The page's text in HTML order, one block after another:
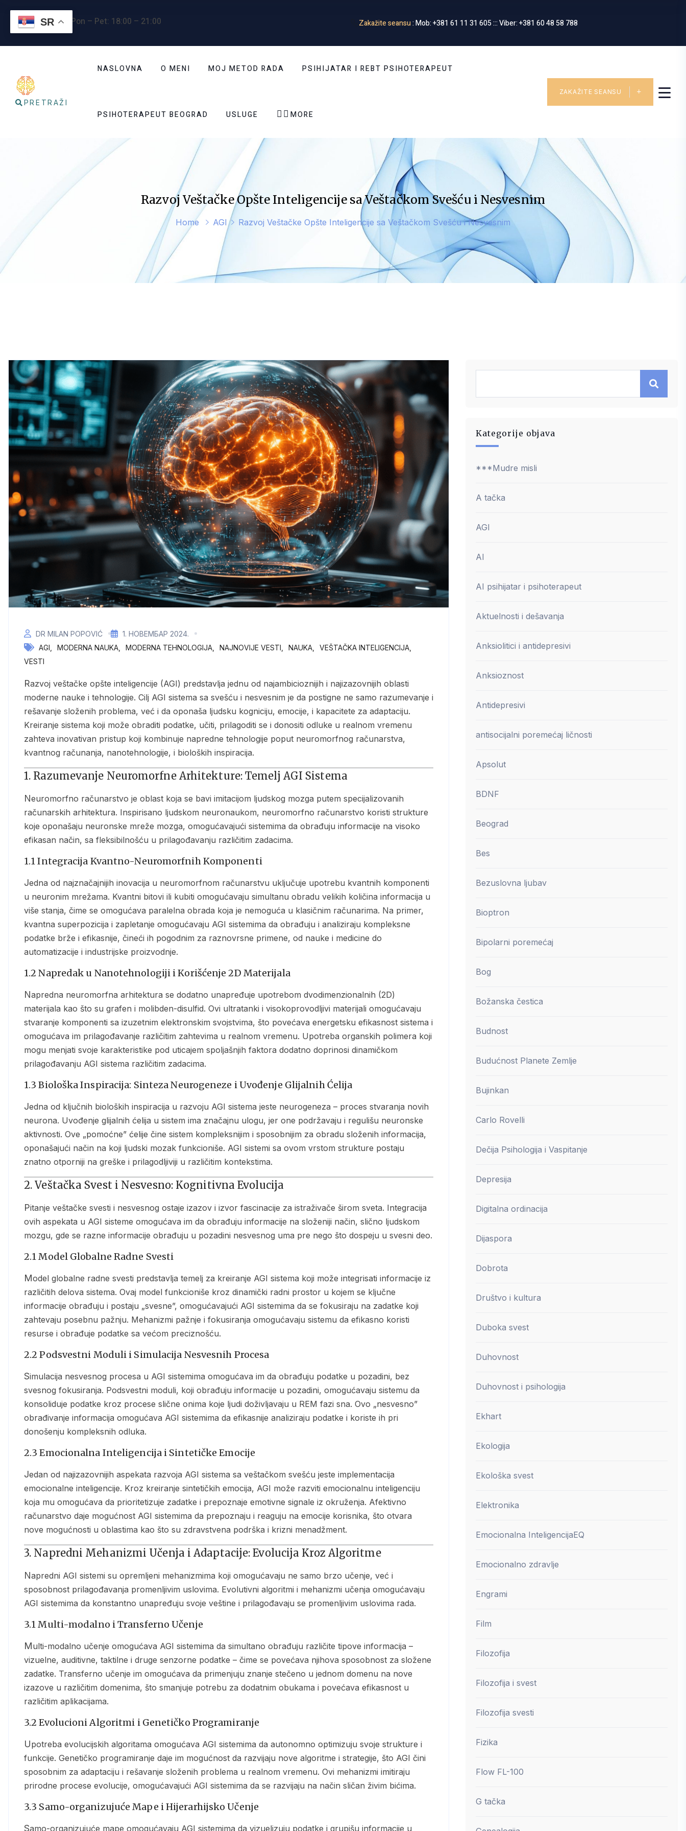
Radno vreme : Pon – Pet: 18:00 – 21:00 Zakažite seansu: Mob: +381 61 11 31 605 ::: Viber: +381 60 48 58 788
PRETRAŽI
NASLOVNA O MENI MOJ METOD RADA PSIHIJATAR I REBT PSIHOTERAPEUT
PSIHOTERAPEUT BEOGRAD USLUGE   MORE
ZAKAŽITE SEANSU
Razvoj Veštačke Opšte Inteligencije sa Veštačkom Svešću i Nesvesnim
Home AGI Razvoj Veštačke Opšte Inteligencije sa Veštačkom Svešću i Nesvesnim
DR MILAN POPOVIĆ
1. НОВЕМБАР 2024.
AGI
MODERNA NAUKA MODERNA TEHNOLOGIJA NAJNOVIJE VESTI NAUKA
VEŠTAČKA INTELIGENCIJA
VESTI
Razvoj veštačke opšte inteligencije (AGI) predstavlja jednu od najambicioznijih i najizazovnijih oblasti
moderne nauke i tehnologije. Cilj AGI sistema sa svešću i nesvesnim je da postigne ne samo razumevanje i
rešavanje složenih problema, već i da oponaša ljudsku kogniciju, emocije, i kapacitete za adaptaciju.
Kreiranje sistema koji može obraditi podatke, učiti, prilagoditi se i donositi odluke u realnom vremenu
zahteva inovativan pristup koji kombinuje napredne tehnologije poput neuromorfnog računarstva,
kvantnog računanja, nanotehnologije, i bioloških inspiracija.
1. Razumevanje Neuromorfne Arhitekture: Temelj AGI Sistema
Neuromorfno računarstvo je oblast koja se bavi imitacijom ljudskog mozga putem specijalizovanih
računarskih arhitektura. Inspirisano ljudskom neuronaukom, neuromorfno računarstvo koristi strukture
koje oponašaju neuronske mreže mozga, omogućavajući sistemima da obrađuju informacije na visoko
efikasan način, sa fleksibilnošću u prilagođavanju različitim zadacima.
1.1 Integracija Kvantno-Neuromorfnih Komponenti
Jedna od najznačajnijih inovacija u neuromorfnom računarstvu uključuje upotrebu kvantnih komponenti
u neuronim mrežama. Kvantni bitovi ili kubiti omogućavaju simultanu obradu velikih količina informacija u
više stanja, čime se omogućava paralelna obrada koja je nemoguća u klasičnim računarima. Na primer,
kvantna superpozicija i zapletanje omogućavaju AGI sistemima da obrađuju i analiziraju kompleksne
podatke brže i efikasnije, čineći ih pogodnim za raznovrsne primene, od nauke i medicine do
automatizacije i industrijske proizvodnje.
1.2 Napredak u Nanotehnologiji i Korišćenje 2D Materijala
Napredna neuromorfna arhitektura se dodatno unapređuje upotrebom dvodimenzionalnih (2D)
materijala kao što su grafen i molibden-disulfid. Ovi ultratanki i visokoprovodljivi materijali omogućavaju
stvaranje komponenti sa izuzetnim elektronskim svojstvima, što povećava energetsku efikasnost sistema i
omogućava im prilagođavanje različitim zahtevima u realnom vremenu. Upotreba organskih polimera koji
mogu menjati svoje karakteristike pod uticajem spoljašnjih faktora dodatno doprinosi dinamičkom
prilagođavanju AGI sistema različitim zadacima.
1.3 Biološka Inspiracija: Sinteza Neurogeneze i Uvođenje Glijalnih Ćelija
Jedna od ključnih bioloških inspiracija u razvoju AGI sistema jeste neurogeneza – proces stvaranja novih
neurona. Uvođenje glijalnih ćelija u sistem ima značajnu ulogu, jer one podržavaju i regulišu neuronske
aktivnosti. Ove „pomoćne” ćelije čine sistem kompleksnijim i sposobnijim za obradu složenih informacija,
oponašajući način na koji ljudski mozak funkcioniše. AGI sistemi sa ovom vrstom strukture postaju
znatno otporniji na greške i prilagodljiviji u različitim kontekstima.
2. Veštačka Svest i Nesvesno: Kognitivna Evolucija
Pitanje veštačke svesti i nesvesnog ostaje izazov i izvor fascinacije za istraživače širom sveta. Integracija
ovih aspekata u AGI sisteme omogućava im da obrađuju informacije na složeniji način, slično ljudskom
mozgu, gde se razne informacije obrađuju u pozadini nesvesnog uma pre nego što dospeju u svesni deo.
2.1 Model Globalne Radne Svesti
Model globalne radne svesti predstavlja temelj za kreiranje AGI sistema koji može integrisati informacije iz
različitih delova sistema. Ovaj model funkcioniše kroz dinamički radni prostor u kojem se ključne
informacije obrađuju i postaju „svesne”, omogućavajući AGI sistemima da se fokusiraju na zadatke koji
zahtevaju posebnu pažnju. Mehanizmi pažnje i fokusiranja omogućavaju sistemu da efikasno koristi
resurse i obrađuje podatke sa većom preciznošću.
2.2 Podsvestni Moduli i Simulacija Nesvesnih Procesa
Simulacija nesvesnog procesa u AGI sistemima omogućava im da obrađuju podatke u pozadini, bez
svesnog fokusiranja. Podsvestni moduli, koji obrađuju informacije u pozadini, omogućavaju sistemu da
konsoliduje podatke kroz procese slične onima koje ljudi doživljavaju u REM fazi sna. Ovo „nesvesno”
obrađivanje informacija omogućava AGI sistemima da efikasnije analiziraju podatke i koriste ih pri
donošenju kompleksnih odluka.
2.3 Emocionalna Inteligencija i Sintetičke Emocije
Jedan od najizazovnijih aspekata razvoja AGI sistema sa veštačkom svešću jeste implementacija
emocionalne inteligencije. Kroz kreiranje sintetičkih emocija, AGI može razviti emocionalnu inteligenciju
koja mu omogućava da prioritetizuje zadatke i prepoznaje emotivne signale iz okruženja. Afektivno
računarstvo daje mogućnost AGI sistemima da prepoznaju i reaguju na emocije korisnika, što otvara
nove mogućnosti u oblastima kao što su zdravstvena podrška i krizni menadžment.
3. Napredni Mehanizmi Učenja i Adaptacije: Evolucija Kroz Algoritme
Napredni AGI sistemi su opremljeni mehanizmima koji omogućavaju ne samo brzo učenje, već i
sposobnost prilagođavanja promenljivim uslovima. Evolutivni algoritmi i mehanizmi učenja omogućavaju
AGI sistemima da konstantno unapređuju svoje veštine i prilagođavaju se promenljivim uslovima rada.
3.1 Multi-modalno i Transferno Učenje
Multi-modalno učenje omogućava AGI sistemima da simultano obrađuju različite tipove informacija –
vizuelne, auditivne, taktilne i druge senzorne podatke – čime se povećava njihova sposobnost za složene
zadatke. Transferno učenje im omogućava da primenjuju znanje stečeno u jednom domenu na nove
izazove u različitim domenima, što smanjuje potrebu za dodatnim obukama i povećava efikasnost u
različitim aplikacijama.
3.2 Evolucioni Algoritmi i Genetičko Programiranje
Upotreba evolucijskih algoritama omogućava AGI sistemima da autonomno optimizuju svoje strukture i
funkcije. Genetičko programiranje daje im mogućnost da razvijaju nove algoritme i strategije, što AGI čini
sposobnim za adaptaciju i rešavanje složenih problema u realnom vremenu. Ovi mehanizmi imitiraju
prirodne procese evolucije, omogućavajući AGI sistemima da se razvijaju na način sličan živim bićima.
3.3 Samo-organizujuće Mape i Hijerarhijsko Učenje
Samo-organizujuće mape omogućavaju AGI sistemima da vizuelizuju podatke i grupišu informacije u
Kategorije objava
***Mudre misli
A tačka
AGI
AI
AI psihijatar i psihoterapeut
Aktuelnosti i dešavanja
Anksiolitici i antidepresivi
Anksioznost
Antidepresivi
antisocijalni poremećaj ličnosti
Apsolut
BDNF
Beograd
Bes
Bezuslovna ljubav
Bioptron
Bipolarni poremećaj
Bog
Božanska čestica
Budnost
Budućnost Planete Zemlje
Bujinkan
Carlo Rovelli
Dečija Psihologija i Vaspitanje
Depresija
Digitalna ordinacija
Dijaspora
Dobrota
Društvo i kultura
Duboka svest
Duhovnost
Duhovnost i psihologija
Ekhart
Ekologija
Ekološka svest
Elektronika
Emocionalna InteligencijaEQ
Emocionalno zdravlje
Engrami
Film
Filozofija
Filozofija i svest
Filozofija svesti
Fizika
Flow FL-100
G tačka
SR